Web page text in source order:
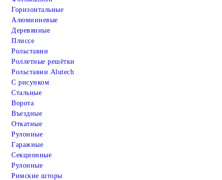
Горизонтальные
Алюминиевые
Деревянные
Плиссе
Рольставни
Роллетные решётки
Рольставни Alutech
С рисунком
Стальные
Ворота
Въездные
Откатные
Рулонные
Гаражные
Cекционные
Рулонные
Римские шторы